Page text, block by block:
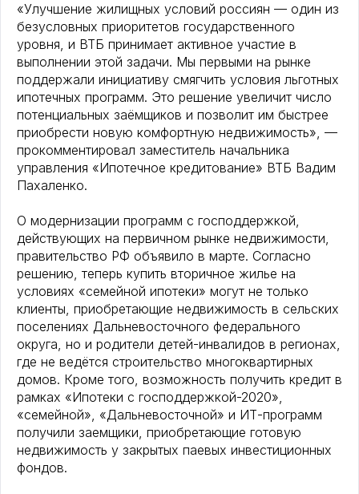
«Улучшение жилищных условий россиян — один из
безусловных приоритетов государственного
уровня, и ВТБ принимает активное участие в
выполнении этой задачи. Мы первыми на рынке
поддержали инициативу смягчить условия льготных
ипотечных программ. Это решение увеличит число
потенциальных заёмщиков и позволит им быстрее
приобрести новую комфортную недвижимость», —
прокомментировал заместитель начальника
управления «Ипотечное кредитование» ВТБ Вадим
Пахаленко.
О модернизации программ с господдержкой,
действующих на первичном рынке недвижимости,
правительство РФ объявило в марте. Согласно
решению, теперь купить вторичное жилье на
условиях «семейной ипотеки» могут не только
клиенты, приобретающие недвижимость в сельских
поселениях Дальневосточного федерального
округа, но и родители детей-инвалидов в регионах,
где не ведётся строительство многоквартирных
домов. Кроме того, возможность получить кредит в
рамках «Ипотеки с господдержкой-2020»,
«семейной», «Дальневосточной» и ИТ-программ
получили заемщики, приобретающие готовую
недвижимость у закрытых паевых инвестиционных
фондов.